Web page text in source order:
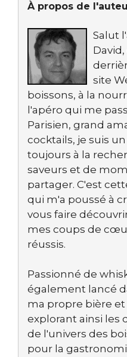
À propos de
Salut
site
boissons, à la
l'apéro qui me
Parisien, grand
cocktails, je suis
toujours à la
saveurs et de
partager. C'est
qui m'a poussé à
vous faire
mes coups de
réussis.
Passionné de
également lancé
ma propre bière
explorant ainsi les
de l'univers des
pour la